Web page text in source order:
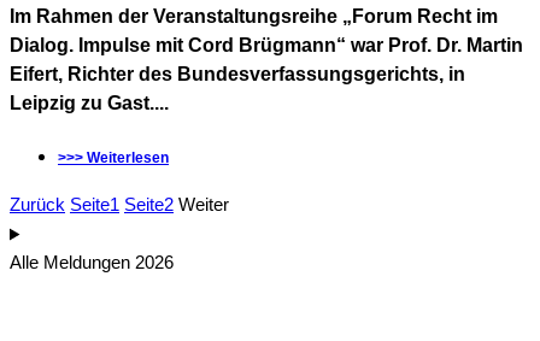
Im Rahmen der Veranstaltungsreihe „Forum Recht im
Dialog. Impulse mit Cord Brügmann“ war Prof. Dr. Martin
Eifert, Richter des Bundesverfassungsgerichts, in
Leipzig zu Gast....
>>> Weiterlesen
Zurück Seite1 Seite2 Weiter
Alle Meldungen 2026